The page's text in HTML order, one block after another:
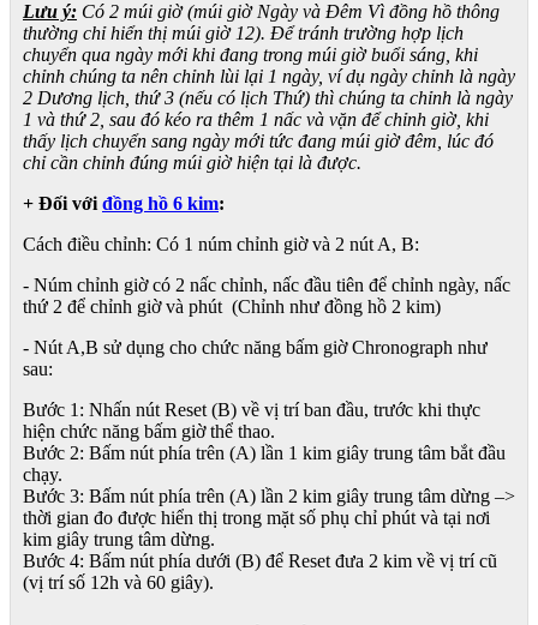
Lưu ý: Có 2 múi giờ (múi giờ Ngày và Đêm Vì đồng hồ thông
thường chỉ hiển thị múi giờ 12). Để tránh trường hợp lịch
chuyển qua ngày mới khi đang trong múi giờ buổi sáng, khi
chỉnh chúng ta nên chỉnh lùi lại 1 ngày, ví dụ ngày chỉnh là ngày
2 Dương lịch, thứ 3 (nếu có lịch Thứ) thì chúng ta chỉnh là ngày
1 và thứ 2, sau đó kéo ra thêm 1 nấc và vặn để chỉnh giờ, khi
thấy lịch chuyển sang ngày mới tức đang múi giờ đêm, lúc đó
chỉ cần chỉnh đúng múi giờ hiện tại là được.
+ Đối với đồng hồ 6 kim:
Cách điều chỉnh: Có 1 núm chỉnh giờ và 2 nút A, B:
- Núm chỉnh giờ có 2 nấc chỉnh, nấc đầu tiên để chỉnh ngày, nấc
thứ 2 để chỉnh giờ và phút (Chỉnh như đồng hồ 2 kim)
- Nút A,B sử dụng cho chức năng bấm giờ Chronograph như
sau:
Bước 1: Nhấn nút Reset (B) về vị trí ban đầu, trước khi thực
hiện chức năng bấm giờ thể thao.
Bước 2: Bấm nút phía trên (A) lần 1 kim giây trung tâm bắt đầu
chạy.
Bước 3: Bấm nút phía trên (A) lần 2 kim giây trung tâm dừng –>
thời gian đo được hiển thị trong mặt số phụ chỉ phút và tại nơi
kim giây trung tâm dừng.
Bước 4: Bấm nút phía dưới (B) để Reset đưa 2 kim về vị trí cũ
(vị trí số 12h và 60 giây).